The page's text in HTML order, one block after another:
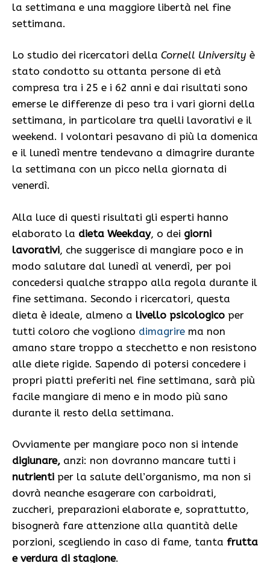
la settimana e una maggiore libertà nel fine
settimana.
Lo studio dei ricercatori della Cornell University è
stato condotto su ottanta persone di età
compresa tra i 25 e i 62 anni e dai risultati sono
emerse le differenze di peso tra i vari giorni della
settimana, in particolare tra quelli lavorativi e il
weekend. I volontari pesavano di più la domenica
e il lunedì mentre tendevano a dimagrire durante
la settimana con un picco nella giornata di
venerdì.
Alla luce di questi risultati gli esperti hanno
elaborato la dieta Weekday, o dei giorni
lavorativi, che suggerisce di mangiare poco e in
modo salutare dal lunedì al venerdì, per poi
concedersi qualche strappo alla regola durante il
fine settimana. Secondo i ricercatori, questa
dieta è ideale, almeno a livello psicologico per
tutti coloro che vogliono dimagrire ma non
amano stare troppo a stecchetto e non resistono
alle diete rigide. Sapendo di potersi concedere i
propri piatti preferiti nel fine settimana, sarà più
facile mangiare di meno e in modo più sano
durante il resto della settimana.
Ovviamente per mangiare poco non si intende
digiunare, anzi: non dovranno mancare tutti i
nutrienti per la salute dell’organismo, ma non si
dovrà neanche esagerare con carboidrati,
zuccheri, preparazioni elaborate e, soprattutto,
bisognerà fare attenzione alla quantità delle
porzioni, scegliendo in caso di fame, tanta frutta
e verdura di stagione.